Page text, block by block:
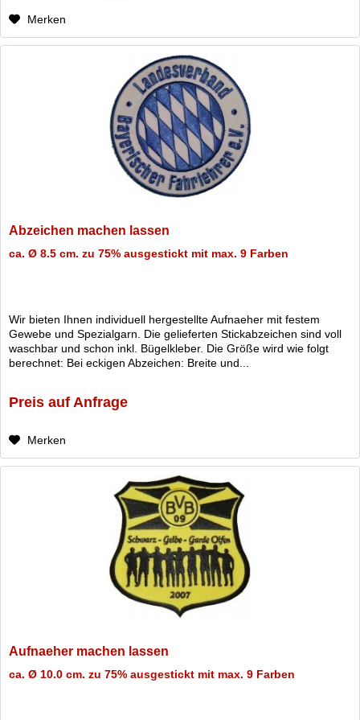
Merken
Abzeichen machen lassen
ca. Ø 8.5 cm. zu 75% ausgestickt mit max. 9 Farben
Wir bieten Ihnen individuell hergestellte Aufnaeher mit festem
Gewebe und Spezialgarn. Die gelieferten Stickabzeichen sind voll
waschbar und schon inkl. Bügelkleber. Die Größe wird wie folgt
berechnet: Bei eckigen Abzeichen: Breite und...
Preis auf Anfrage
Merken
Aufnaeher machen lassen
ca. Ø 10.0 cm. zu 75% ausgestickt mit max. 9 Farben